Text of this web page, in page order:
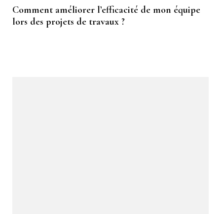
Comment améliorer l’efficacité de mon équipe
lors des projets de travaux ?